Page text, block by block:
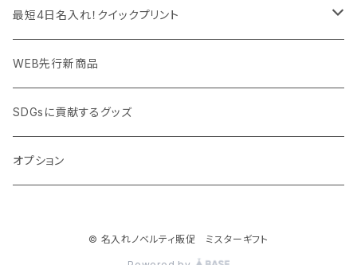
PC周辺グッズ
測定・測量用品
加湿器・オゾン発生器
ウイルス対策消耗品
ウイルス対策備品
ボトル・タンブラー
ポーチ・巾着
タオル・ブランケット
その他雑貨品
ご当地グッズ・オリジナルお土産品
フルカラー印刷ノベルティ
予算消化・備品におすすめグッズ
展示会・説明会ノベルティ
最短4日名入れ！クイックプリント
クイック印刷対応トートバッグ・エコバッグ
クイック印刷対応ポーチ・巾着
クイック印刷対応ボトル
WEB先行新商品
SDGsに貢献するグッズ
オプション
© 名入れノベルティ販促 ミスターギフト